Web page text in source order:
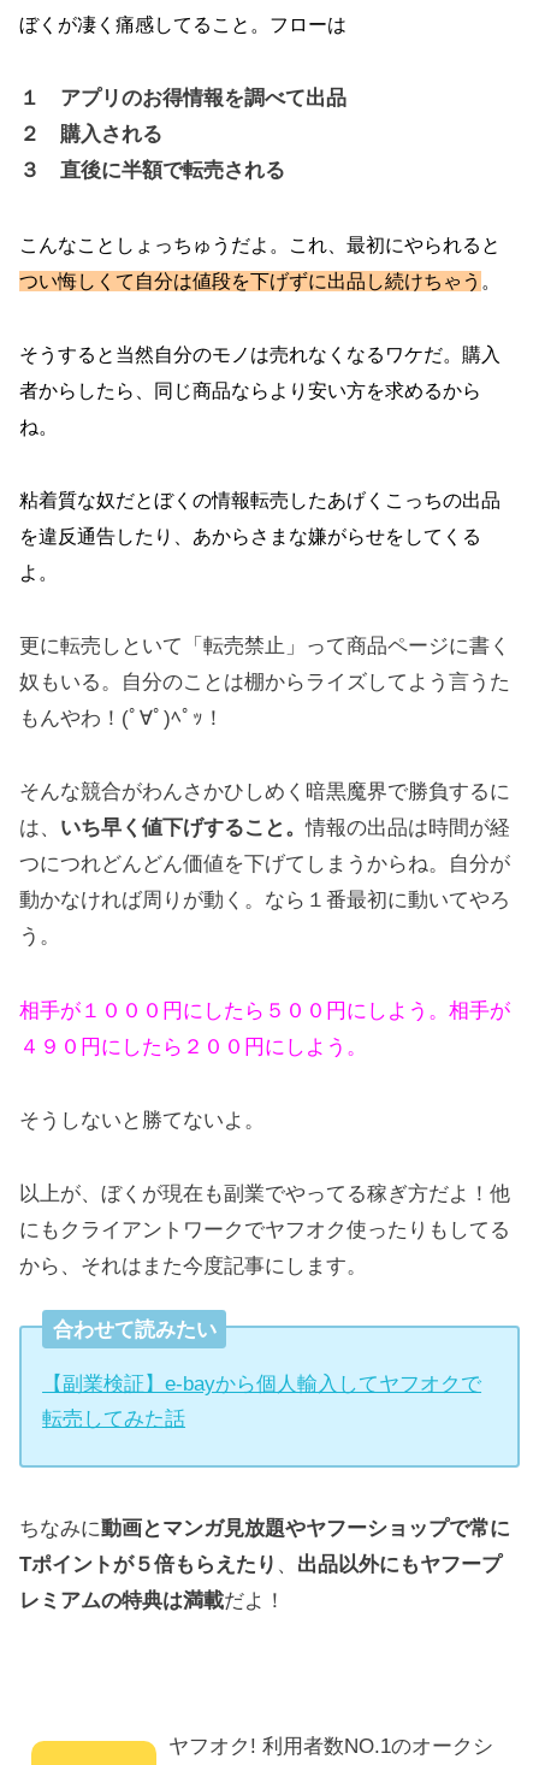
ぼくが凄く痛感してること。フローは
１ アプリのお得情報を調べて出品
２ 購入される
３ 直後に半額で転売される
こんなことしょっちゅうだよ。これ、最初にやられると
つい悔しくて自分は値段を下げずに出品し続けちゃう 。
そうすると当然自分のモノは売れなくなるワケだ。購入
者からしたら、同じ商品ならより安い方を求めるから
ね。
粘着質な奴だとぼくの情報転売したあげくこっちの出品
を違反通告したり、あからさまな嫌がらせをしてくる
よ。
更に転売しといて「転売禁止」って商品ページに書く
奴もいる。自分のことは棚からライズしてよう言うた
もんやわ！(ﾟ∀ﾟ)ﾍﾟｯ！
そんな競合がわんさかひしめく暗黒魔界で勝負するに
は、 いち早く値下げすること。情報の出品は時間が経
つにつれどんどん価値を下げてしまうからね。自分が
動かなければ周りが動く。なら１番最初に動いてやろ
う。
相手が１０００円にしたら５００円にしよう。相手が
４９０円にしたら２００円にしよう。
そうしないと勝てないよ。
以上が、ぼくが現在も副業でやってる稼ぎ方だよ！他
にもクライアントワークでヤフオク使ったりもしてる
から、それはまた今度記事にします。
合わせて読みたい
【副業検証】e-bayから個人輸入してヤフオクで
転売してみた話
ちなみに動画とマンガ見放題やヤフーショップで常に
Tポイントが５倍もらえたり 、 出品以外にもヤフープ
レミアムの特典は満載だよ！
ヤフオク! 利用者数NO.1のオークシ